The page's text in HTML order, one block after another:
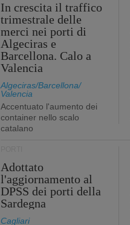
In crescita il traffico
trimestrale delle
merci nei porti di
Algeciras e
Barcellona. Calo a
Valencia
Algeciras/Barcellona/
Valencia
Accentuato l'aumento dei
container nello scalo
catalano
Adottato
l'aggiornamento al
DPSS dei porti della
Sardegna
Cagliari